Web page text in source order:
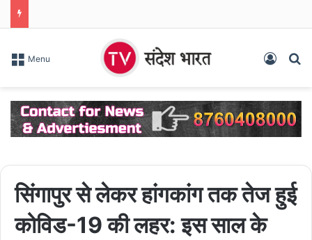
Menu Log In
सिंगापुर से लेकर हांगकांग तक तेज हुई
कोविड-19 की लहर: इस साल के